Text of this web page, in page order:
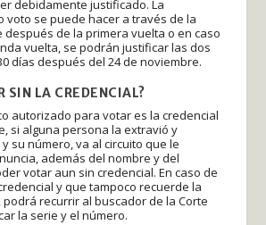
debidamente justificado. La
voto se puede hacer a través de la
después de la primera vuelta o en caso
vuelta, se podrán justificar las dos
días después del 24 de noviembre.
SIN LA CREDENCIAL?
autorizado para votar es la credencial
si alguna persona la extravió y
su número, va al circuito que le
además del nombre y del
votar aun sin credencial. En caso de
y que tampoco recuerde la
recurrir al buscador de la Corte
la serie y el número.